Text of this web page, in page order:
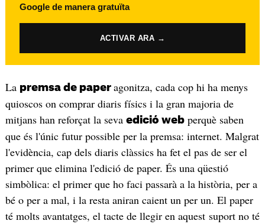
Google de manera gratuïta
ACTIVAR ARA →
La premsa de paper agonitza, cada cop hi ha menys
quioscos on comprar diaris físics i la gran majoria de
mitjans han reforçat la seva edició webperquè saben
que és l'únic futur possible per la premsa: internet. Malgrat
l'evidència, cap dels diaris clàssics ha fet el pas de ser el
primer que elimina l'edició de paper. És una qüestió
simbòlica: el primer que ho faci passarà a la història, per a
bé o per a mal, i la resta aniran caient un per un. El paper
té molts avantatges, el tacte de llegir en aquest suport no té